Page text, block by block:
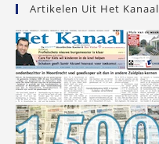
Artikelen Uit Het Kanaal